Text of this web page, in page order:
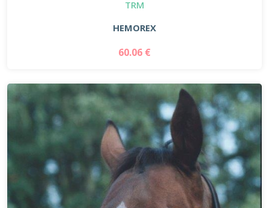
TRM
HEMOREX
60.06 €